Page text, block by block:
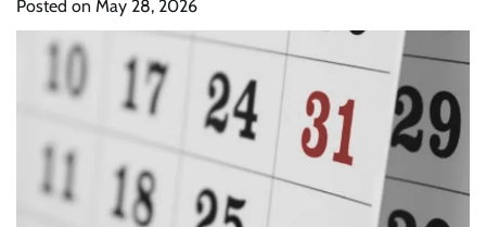
Posted on May 28, 2026